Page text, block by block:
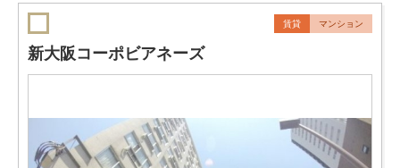
賃貸 マンション
新大阪コーポビアネーズ